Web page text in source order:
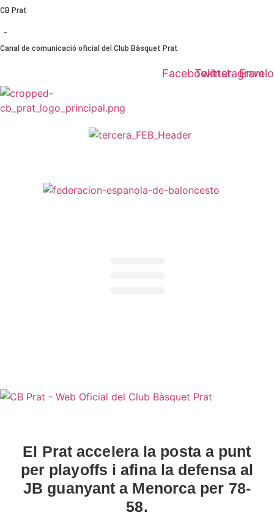
Ir
contenido
CB Prat
-
Canal de comunicació oficial del Club Bàsquet Prat
FacebookTwitter
Instagram
El Prat accelera la posta a punt
per playoffs i afina la defensa al
JB guanyant a Menorca per 78-
58.